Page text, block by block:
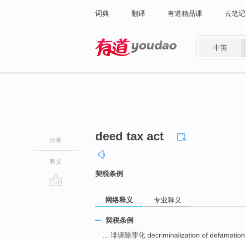
词典 翻译 有道精品课 云笔记
中英
目录
释义
deed tax act
契税条例
网络释义 专业释义
契税条例
... 诽谤除罪化 decriminalization of defamation